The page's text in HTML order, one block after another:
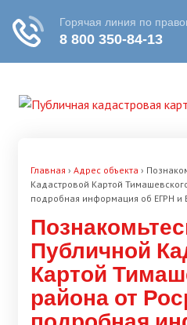
Главная › Адрес объекта ›
Кадастровой Картой
подробная информация об ЕГРН и
Публичной
Картой
района от